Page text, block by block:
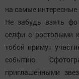
на самые интересные
Не забудь взять
селфи с ростовыми
тобой примут
событию.
приглашенными